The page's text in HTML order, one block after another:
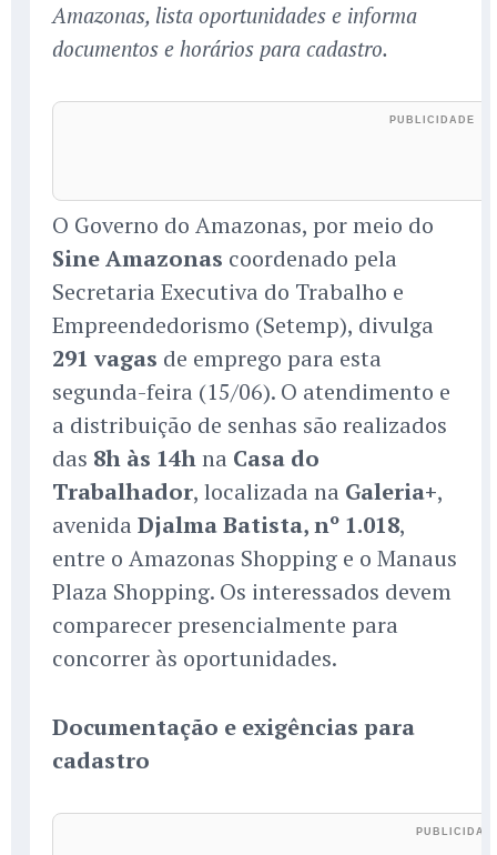
Amazonas, lista oportunidades e informa
documentos e horários para cadastro.
O Governo do Amazonas, por meio do
Sine Amazonas coordenado pela
Secretaria Executiva do Trabalho e
Empreendedorismo (Setemp), divulga
291 vagas de emprego para esta
segunda-feira (15/06). O atendimento e
a distribuição de senhas são realizados
das 8h às 14hna Casa do
Trabalhador, localizada na Galeria+,
avenida Djalma Batista, nº 1.018,
entre o Amazonas Shopping e o Manaus
Plaza Shopping. Os interessados devem
comparecer presencialmente para
concorrer às oportunidades.
Documentação e exigências para
cadastro